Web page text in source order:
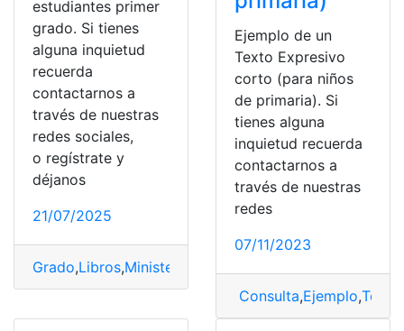
estudiantes primer
grado. Si tienes
alguna inquietud
recuerda
contactarnos a
través de nuestras
redes sociales,
o regístrate y
déjanos
21/07/2025
Grado,Libros,Ministerio de Educación
Ejemplo de un
Texto Expresivo
corto (para niños
de primaria). Si
tienes alguna
inquietud recuerda
contactarnos a
través de nuestras
redes
07/11/2023
Consulta,Ejemplo,Texto